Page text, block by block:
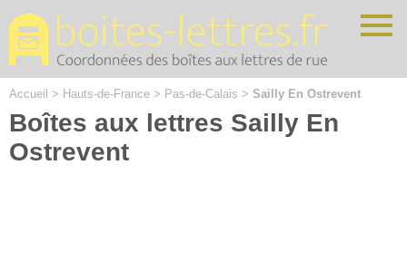
Accueil > Hauts-de-France > Pas-de-Calais > Sailly En Ostrevent
Boîtes aux lettres Sailly En
Ostrevent